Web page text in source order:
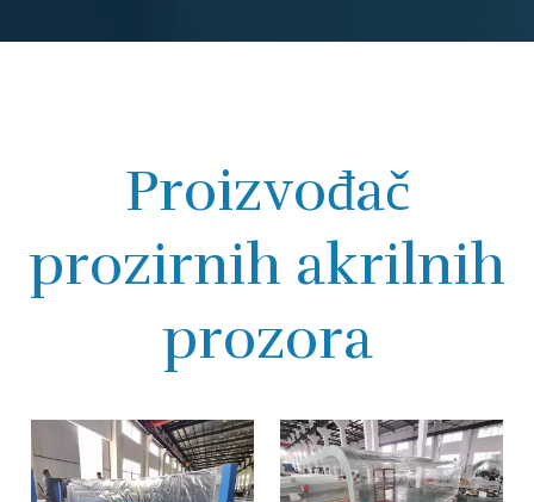
Proizvođač
prozirnih akrilnih
prozora